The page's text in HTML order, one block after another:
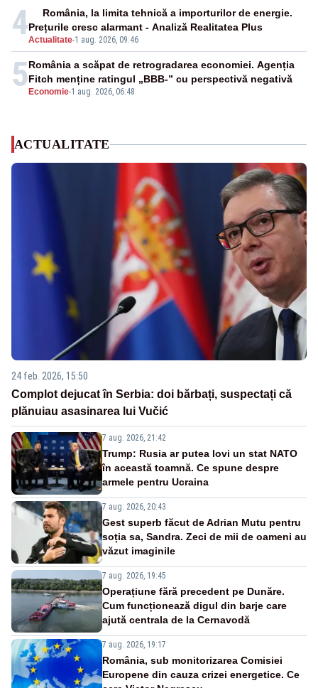
4Actualitate-1 aug. 2026, 09:46
România, la limita tehnică a importurilor de energie.
Prețurile cresc alarmant - Analiză Realitatea Plus
5 Economie-1 aug. 2026, 06:48
România a scăpat de retrogradarea economiei. Agenția
Fitch menține ratingul „BBB-” cu perspectivă negativă
ACTUALITATE
24 feb. 2026, 15:50
Complot dejucat în Serbia: doi bărbați, suspectați că
plănuiau asasinarea lui Vučić
7 aug. 2026, 21:42
Trump: Rusia ar putea lovi un stat NATO
în această toamnă. Ce spune despre
armele pentru Ucraina
7 aug. 2026, 20:43
Gest superb făcut de Adrian Mutu pentru
soția sa, Sandra. Zeci de mii de oameni au
văzut imaginile
7 aug. 2026, 19:45
Operațiune fără precedent pe Dunăre.
Cum funcționează digul din barje care
ajută centrala de la Cernavodă
7 aug. 2026, 19:17
România, sub monitorizarea Comisiei
Europene din cauza crizei energetice. Ce